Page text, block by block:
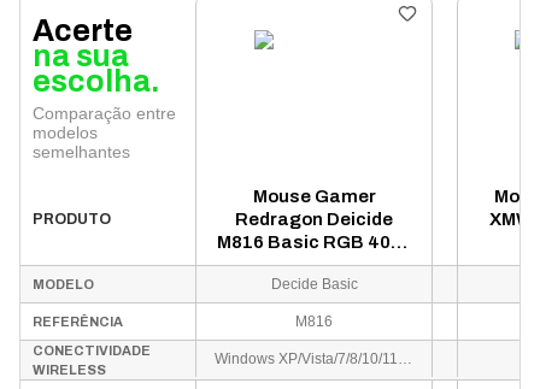
Acerte
na sua
escolha.
Comparação entre
modelos
semelhantes
PRODUTO
Mouse Gamer
Redragon Deicide
M816 Basic RGB 4000
DPI USB-C - Preto
MODELO Decide Basic
REFERÊNCIA M816
CONECTIVIDADE
WIRELESS
Windows XP/Vista/7/8/10/11, Mac OS (limitado)